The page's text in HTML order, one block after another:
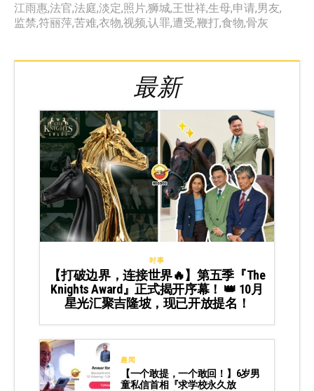
江雨惠,法官,法庭,淡定,照片,狮城,王世祥,生母,申请,男友,
监禁,符丽萍,苦难,衣物,视频,认罪,遭受,鞭打,食物,骨灰
最新
时事
【打破边界，连接世界🔥】第五季『The
Knights Award』正式揭开序幕！ 👑 10月
星光汇聚吉隆坡，现已开放提名！
趣闻
【一个敢提，一个敢回！】6岁男
童私信首相『求学校永久放